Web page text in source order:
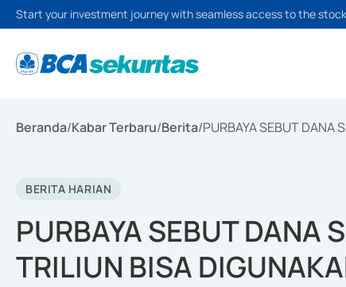
Start your investment journey with seamless access to the
Beranda/Kabar Terbaru/Berita/PURBAYA SEBUT DANA
BERITA HARIAN
PURBAYA SEBUT DANA
TRILIUN BISA